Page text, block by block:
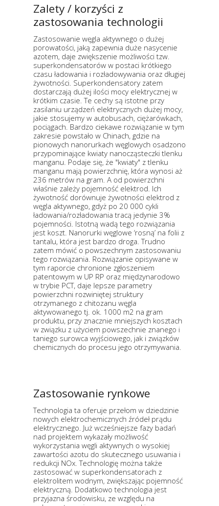
Zalety / korzyści z
zastosowania technologii
Zastosowanie węgla aktywnego o dużej
porowatości, jaką zapewnia duże nasycenie
azotem, daje zwiększenie możliwości tzw.
superkondensatorów w postaci krótkiego
czasu ładowania i rozładowywania oraz długiej
żywotności. Superkondensatory zatem
dostarczają dużej ilości mocy elektrycznej w
krótkim czasie. Te cechy są istotne przy
zasilaniu urządzeń elektrycznych dużej mocy,
jakie stosujemy w autobusach, ciężarówkach,
pociągach. Bardzo ciekawe rozwiązanie w tym
zakresie powstało w Chinach, gdzie na
pionowych nanorurkach węglowych osadzono
przypominające kwiaty nanocząsteczki tlenku
manganu. Podaje się, że "kwiaty" z tlenku
manganu mają powierzchnię, która wynosi aż
236 metrów na gram. A od powierzchni
właśnie zależy pojemność elektrod. Ich
żywotność dorównuje żywotności elektrod z
węgla aktywnego, gdyż po 20 000 cykli
ładowania/rozładowania tracą jedynie 3%
pojemności. Istotną wadą tego rozwiązania
jest koszt. Nanorurki węglowe ‘rosną’ na folii z
tantalu, która jest bardzo droga. Trudno
zatem mówić o powszechnym zastosowaniu
tego rozwiązania. Rozwiązanie opisywane w
tym raporcie chronione zgłoszeniem
patentowym w UP RP oraz międzynarodowo
w trybie PCT, daje lepsze parametry
powierzchni rozwiniętej struktury
otrzymanego z chitozanu węgla
aktywowanego tj. ok. 1000 m2 na gram
produktu, przy znacznie mniejszych kosztach
w związku z użyciem powszechnie znanego i
taniego surowca wyjściowego, jak i związków
chemicznych do procesu jego otrzymywania.
Zastosowanie rynkowe
Technologia ta oferuje przełom w dziedzinie
nowych elektrochemicznych źródeł prądu
elektrycznego. Już wcześniejsze fazy badań
nad projektem wykazały możliwość
wykorzystania węgli aktywnych o wysokiej
zawartości azotu do skutecznego usuwania i
redukcji NOx. Technologię można także
zastosować w superkondensatorach z
elektrolitem wodnym, zwiększając pojemność
elektryczną. Dodatkowo technologia jest
przyjazna środowisku, ze względu na